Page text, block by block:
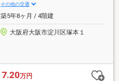
その他の交通
築5年8ヶ月 / 4階建
大阪府大阪市淀川区塚本１
7.20万円